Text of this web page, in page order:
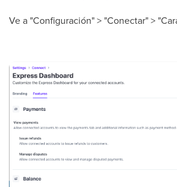
Ve a "Configuración" > "Conectar" >